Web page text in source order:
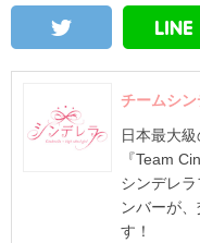
チームシン
日本最大
『Team
シンデレ
ンバーが
す！